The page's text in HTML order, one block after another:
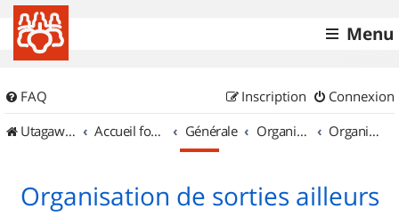
Menu
FAQ Connexion
Inscription
UtagawaVTT (Randos VTT et VTTAE avec traces GPS)
Accueil forum Générale Organisation de sorties & Recherche de partenaires Organisation de sorties ailleurs
Organisation de sorties ailleurs